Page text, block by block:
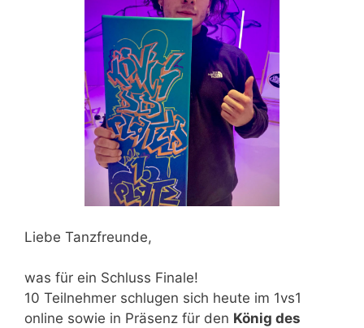
Liebe Tanzfreunde,
was für ein Schluss Finale!
10 Teilnehmer schlugen sich heute im 1vs1
online sowie in Präsenz für den König des